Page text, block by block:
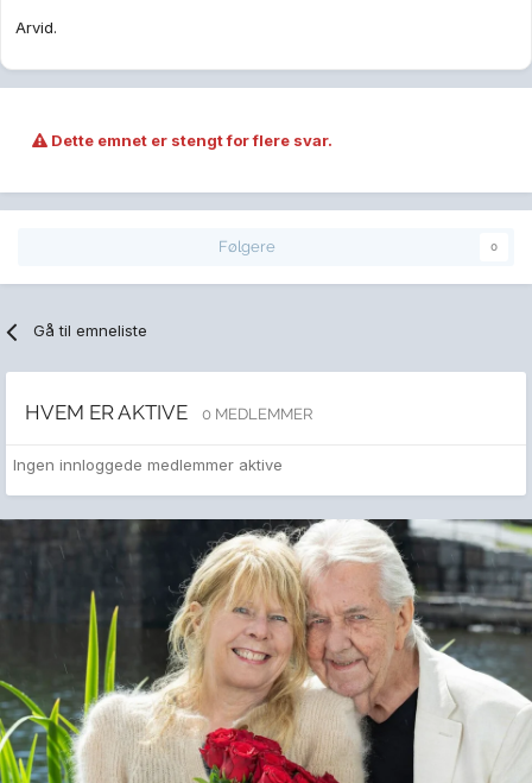
Arvid.
Dette emnet er stengt for flere svar.
Følgere 0
Gå til emneliste
HVEM ER AKTIVE 0 MEDLEMMER
Ingen innloggede medlemmer aktive